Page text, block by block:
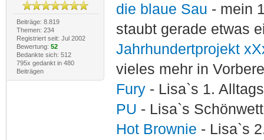
Beiträge: 8.819
Themen: 234
Registriert seit: Jul 2002
Bewertung: 52
Bedankte sich: 512
795x gedankt in 480
Beiträgen
die blaue Sau - mein
staubt gerade etwas
Jahrhundertprojekt
vieles mehr in
Fury - Lisa`s 1.
PU - Lisa`s
Hot Brownie - Lisa`s